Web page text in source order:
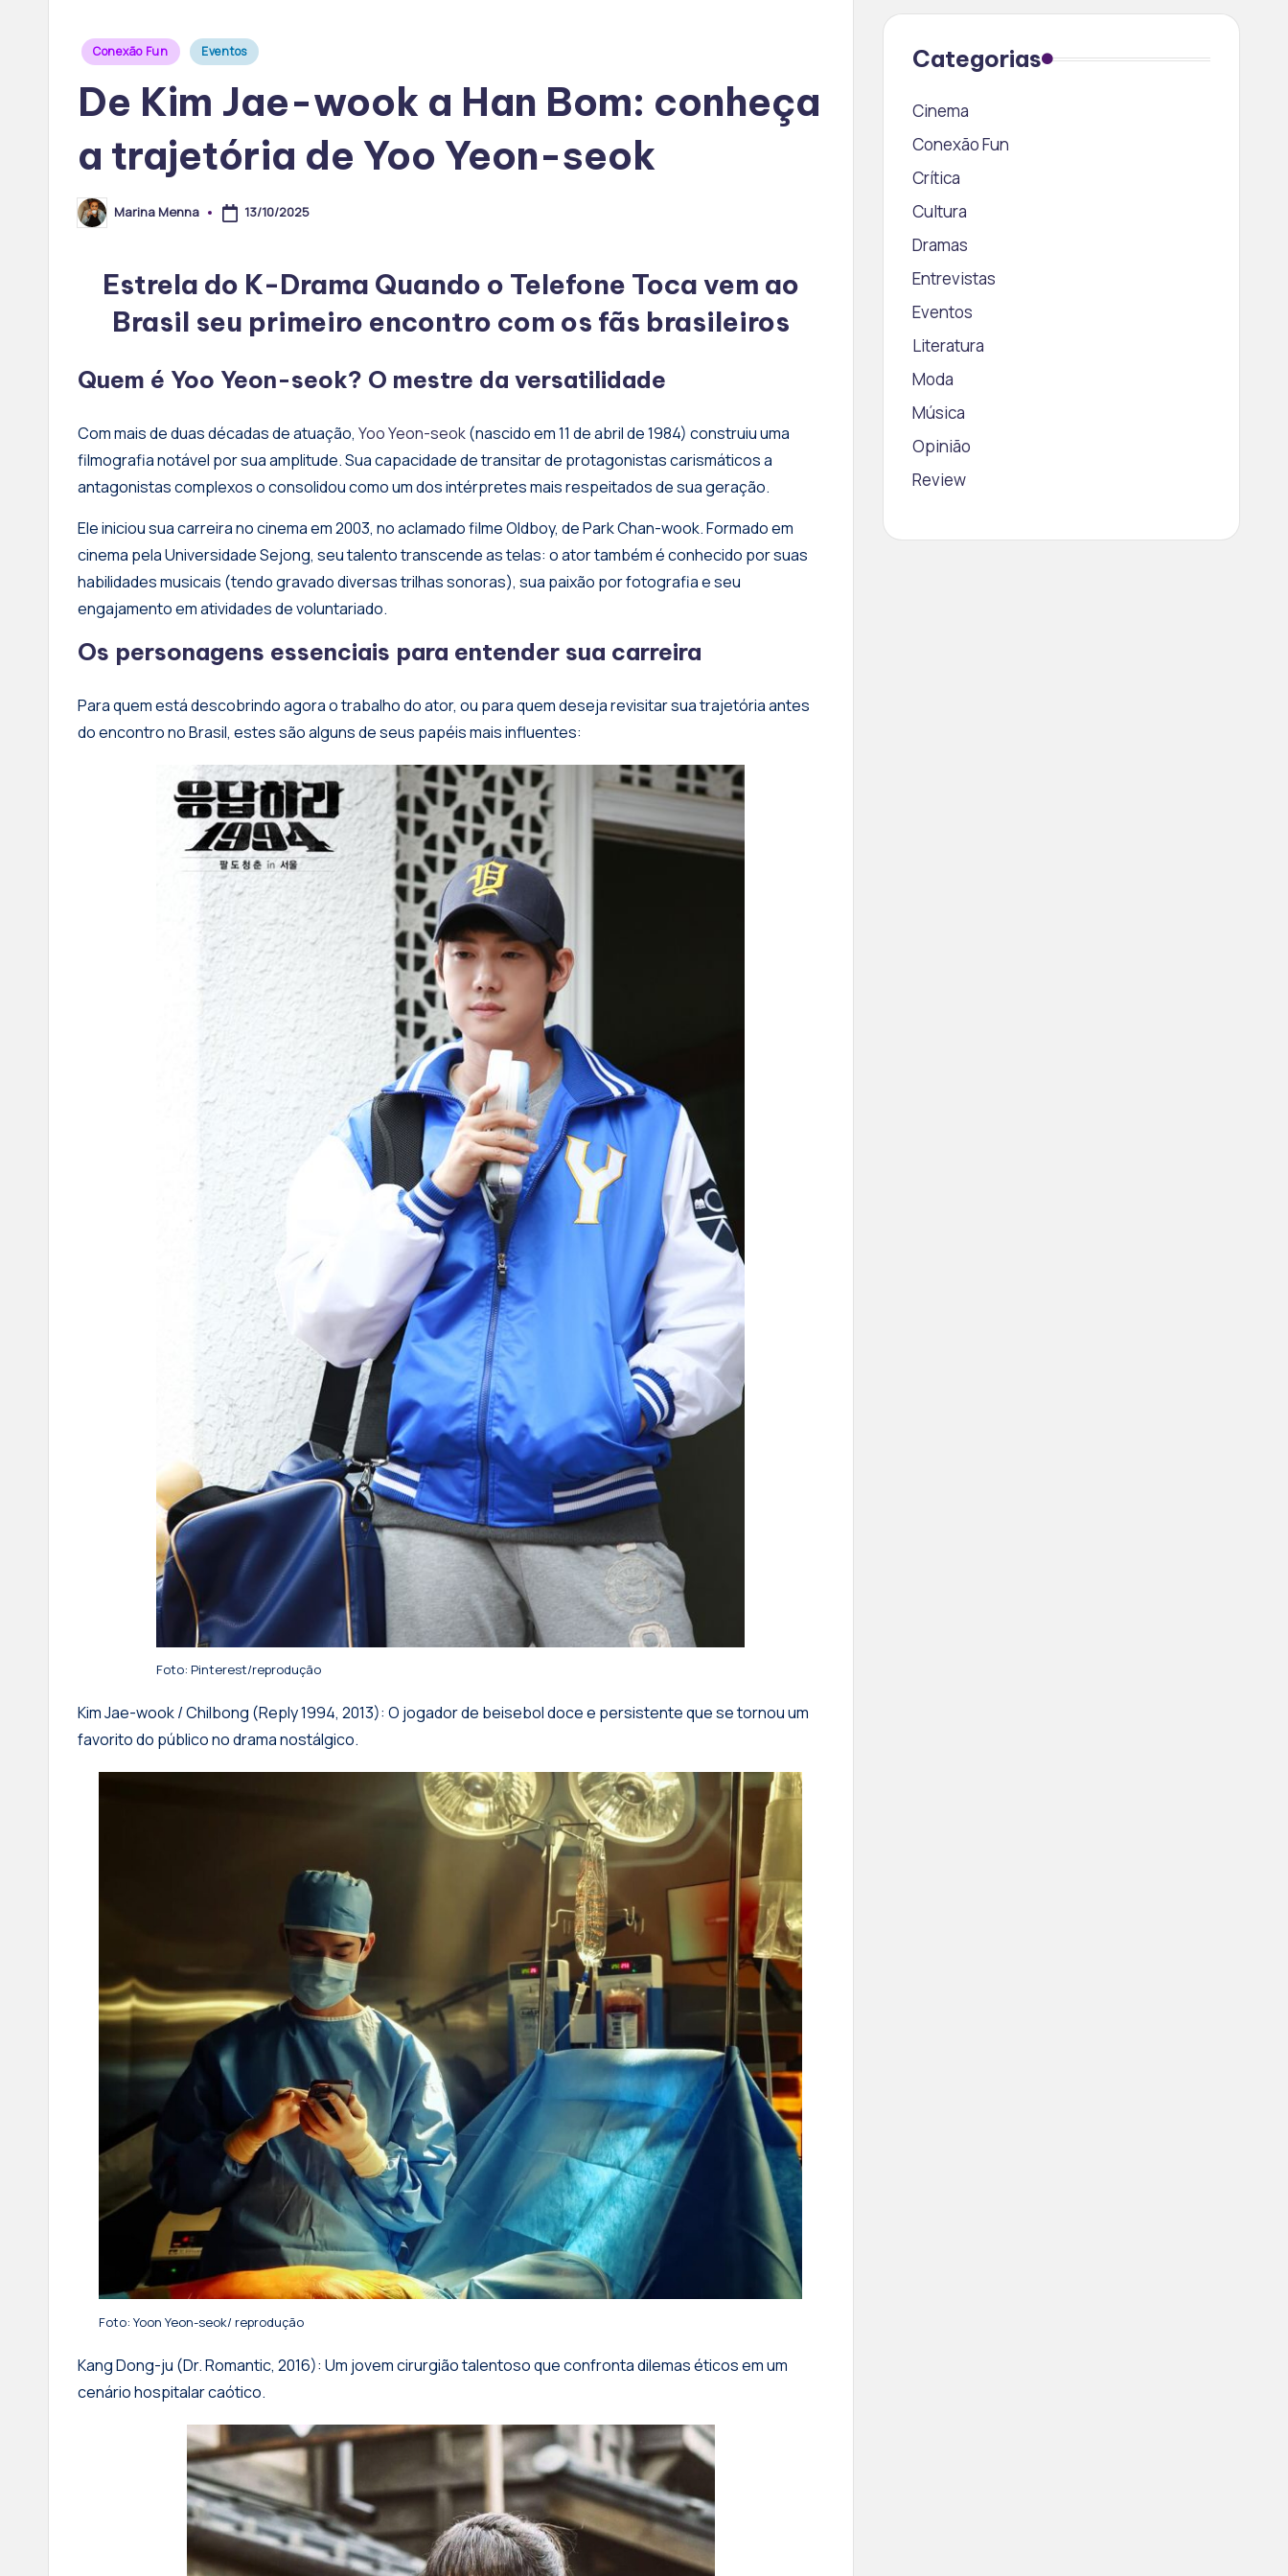
Posted
Conexão Fun Eventos
​De Kim Jae-wook a ​Han Bom: conheça
a trajetória de Yoo Yeon-seok
Posted
by
Marina Menna 13/10/2025
Estrela do K-Drama Quando o Telefone Toca vem ao
Brasil seu primeiro encontro com os fãs brasileiros
Quem é Yoo Yeon-seok? O mestre da versatilidade
​Com mais de duas décadas de atuação, Yoo Yeon-seok(nascido em 11 de abril de 1984) construiu uma
filmografia notável por sua amplitude. Sua capacidade de transitar de protagonistas carismáticos a
antagonistas complexos o consolidou como um dos intérpretes mais respeitados de sua geração.
​Ele iniciou sua carreira no cinema em 2003, no aclamado filme Oldboy, de Park Chan-wook. Formado em
cinema pela Universidade Sejong, seu talento transcende as telas: o ator também é conhecido por suas
habilidades musicais (tendo gravado diversas trilhas sonoras), sua paixão por fotografia e seu
engajamento em atividades de voluntariado.
​Os personagens essenciais para entender sua carreira
​Para quem está descobrindo agora o trabalho do ator, ou para quem deseja revisitar sua trajetória antes
do encontro no Brasil, estes são alguns de seus papéis mais influentes:
Foto: Pinterest/reprodução
​Kim Jae-wook / Chilbong (Reply 1994, 2013): O jogador de beisebol doce e persistente que se tornou um
favorito do público no drama nostálgico.
Foto: Yoon Yeon-seok/ reprodução
​Kang Dong-ju (Dr. Romantic, 2016): Um jovem cirurgião talentoso que confronta dilemas éticos em um
cenário hospitalar caótico.
Categorias
Cinema
Conexão Fun
Crítica
Cultura
Dramas
Entrevistas
Eventos
Literatura
Moda
Música
Opinião
Review